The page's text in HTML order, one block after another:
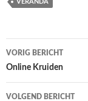
VERANDA
Bericht
navigatie
VORIG BERICHT
Online Kruiden
VOLGEND BERICHT